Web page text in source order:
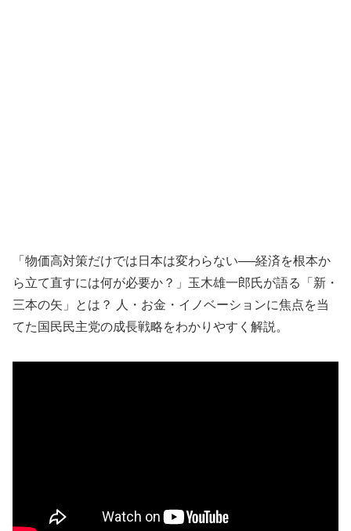
「物価高対策だけでは日本は変わらない──経済を根本か
ら立て直すには何が必要か？」玉木雄一郎氏が語る「新・
三本の矢」とは？ 人・お金・イノベーションに焦点を当
てた国民民主党の成長戦略をわかりやすく解説。